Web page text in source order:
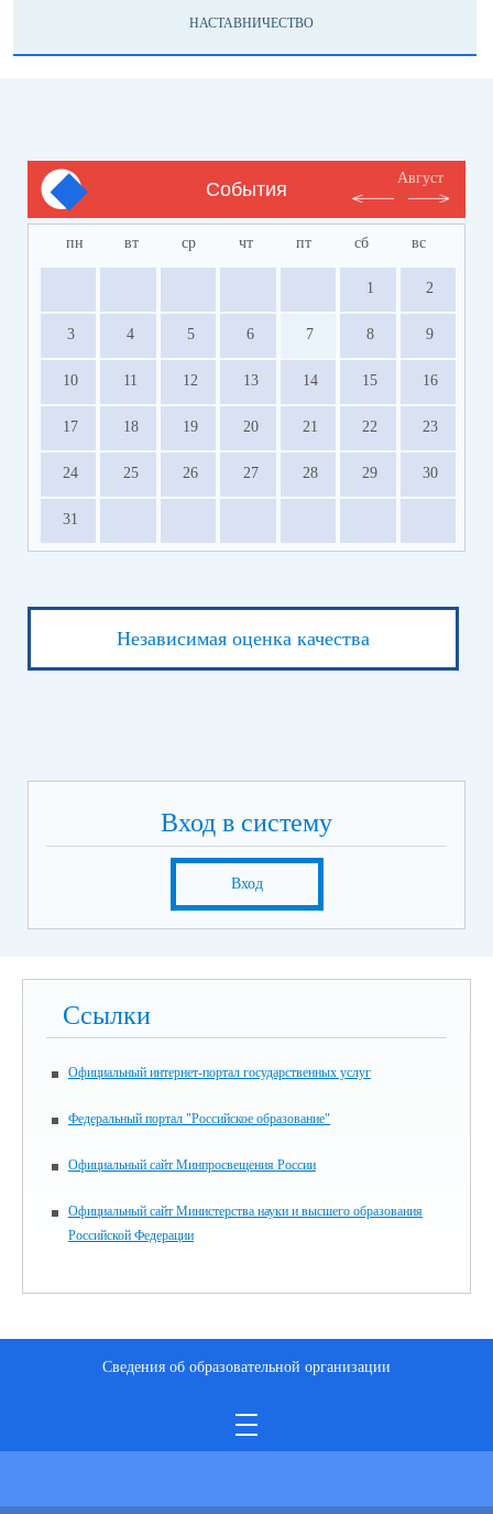
НАСТАВНИЧЕСТВО
События
Август
пн вт ср чт пт сб вс
1 2
3 4 5 6 7 8 9
10 11 12 13 14 15 16
17 18 19 20 21 22 23
24 25 26 27 28 29 30
31
Независимая оценка качества
Вход в систему
Вход
Ссылки
Официальный интернет-портал государственных услуг
Федеральный портал "Российское образование"
Официальный сайт Минпросвещения России
Официальный сайт Министерства науки и высшего образования
Российской Федерации
Сведения об образовательной организации